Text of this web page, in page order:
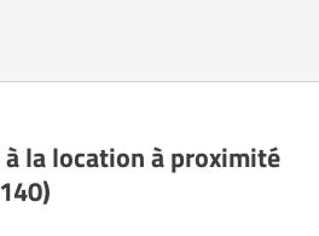
la location à proximité